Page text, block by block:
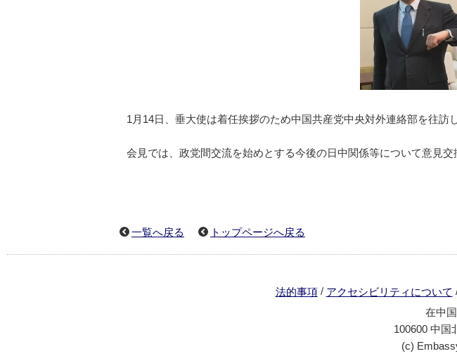
1月14日、垂大使は着任挨拶のため中国共産党中央対外連絡部を往訪
会見では、政党間交流を始めとする今後の日中関係等について意見交
一覧へ戻る トップページへ戻る
法的事項 / アクセシビリティについて
在中
100600 中国
(c)